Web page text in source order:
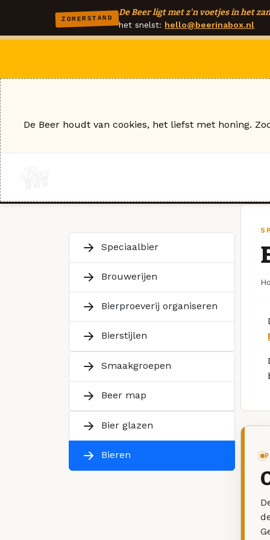
ZOMERSTAND
De Beer ligt met z'n voetjes in het
het snelst: hello@beerinabox.nl
Speciaalbier
Brouwerijen
Bierproeverij organiseren
Bierstijlen
Smaakgroepen
Beer map
Bier glazen
Bieren
De Beer houdt van cookies, het liefst met honing.